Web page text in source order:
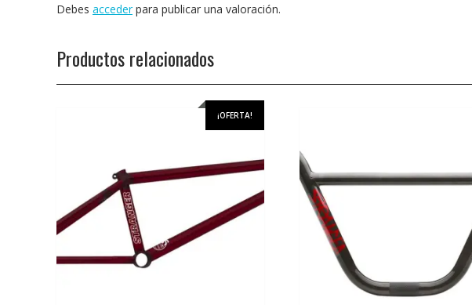
Debes accederpara publicar una valoración.
Productos relacionados
¡OFERTA!